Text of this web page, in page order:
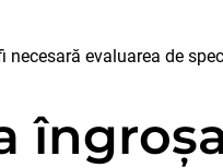
evaluarea de